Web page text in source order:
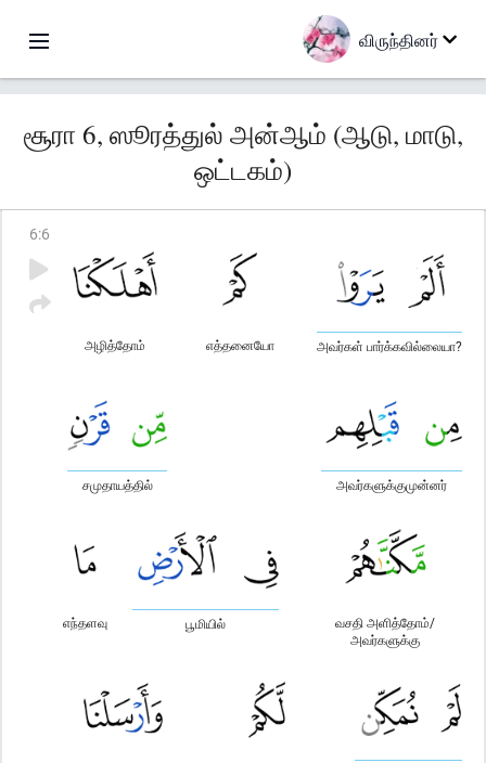
விருந்தினர்
சூரா 6, ஸூரத்துல் அன்ஆம் (ஆடு, மாடு,
ஒட்டகம்)
6:6
அவர்கள் பார்க்கவில்லையா?
எத்தனையோ
அழித்தோம்
அவர்களுக்குமுன்னர்
சமுதாயத்தில்
வசதி அளித்தோம்/
அவர்களுக்கு
பூமியில்
எந்தளவு